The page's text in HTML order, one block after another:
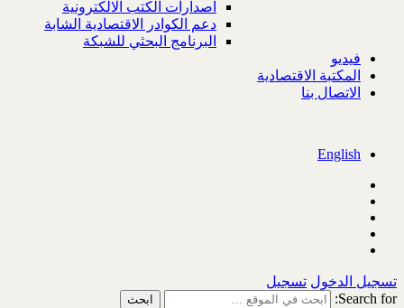
اصدارات الكتب الالكترونية
دعم الكوادر الاقتصادية الشابة
البرنامج البحثي للشبكة
فيديو
المكتبة الاقتصادية
الاتصال بنا
English
تسجيل الدخول تسجيل
Search for: